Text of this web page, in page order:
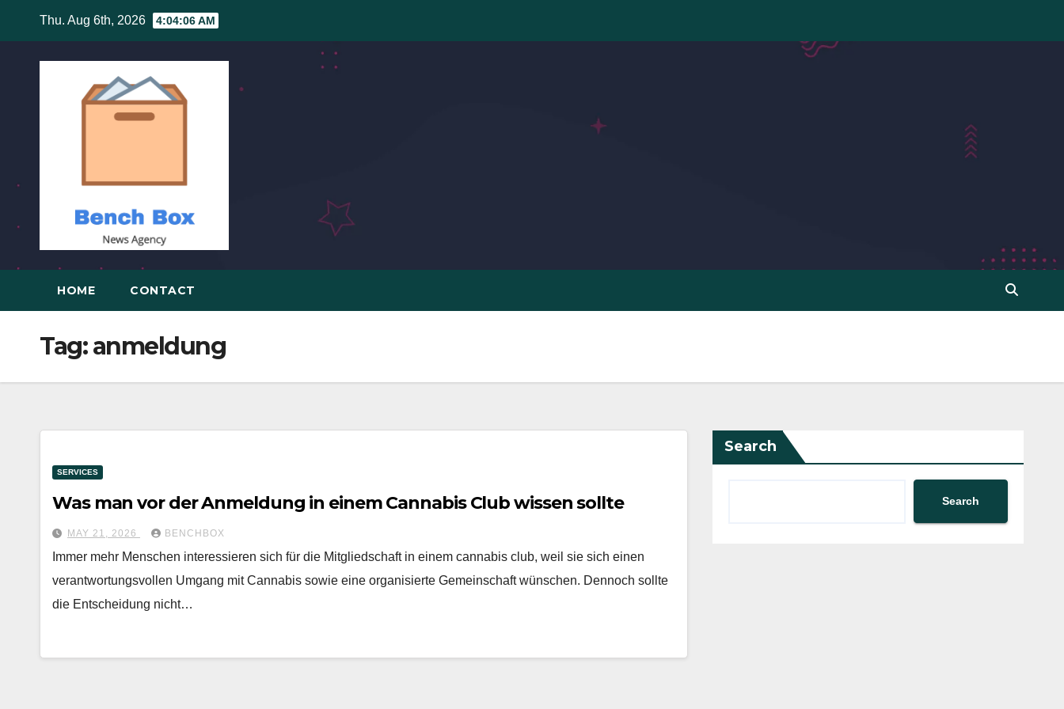
content
Thu. Aug 6th, 2026 4:04:06 AM
HOME CONTACT
Tag:anmeldung
SERVICES
Was man vor der Anmeldung in einem Cannabis Club wissen sollte
MAY 21, 2026 BENCHBOX
Immer mehr Menschen interessieren sich für die Mitgliedschaft in einem cannabis club, weil sie sich einen
verantwortungsvollen Umgang mit Cannabis sowie eine organisierte Gemeinschaft wünschen. Dennoch sollte
die Entscheidung nicht…
Search
Search